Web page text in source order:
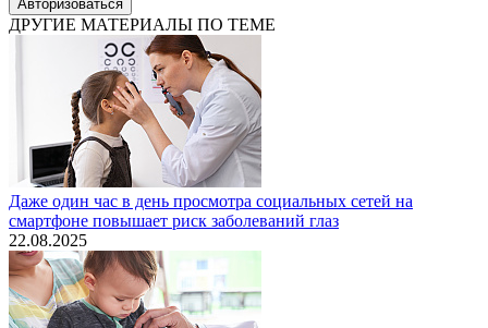
Авторизоваться
ДРУГИЕ МАТЕРИАЛЫ ПО ТЕМЕ
Даже один час в день просмотра социальных сетей на
смартфоне повышает риск заболеваний глаз
22.08.2025